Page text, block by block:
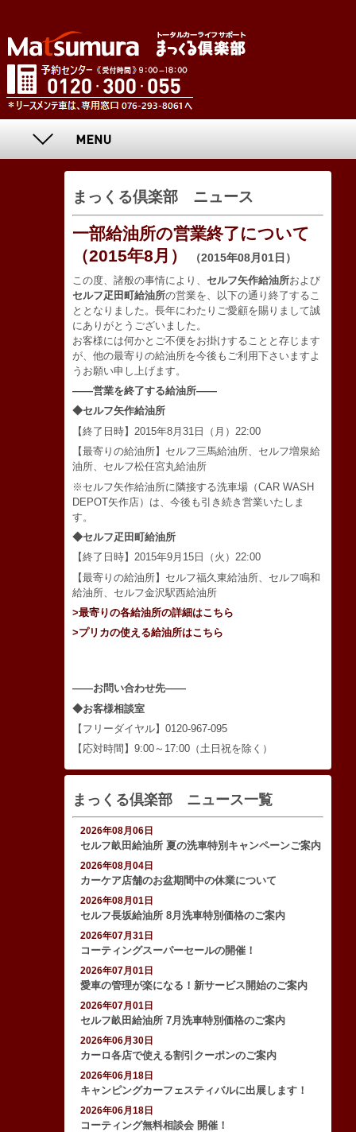
まっくる倶楽部 ニュース
一部給油所の営業終了について
（2015年8月）
（2015年08月01日）
この度、諸般の事情により、 セルフ矢作給油所および
セルフ疋田町給油所の営業を、以下の通り終了するこ
ととなりました。長年にわたりご愛顧を賜りまして誠
にありがとうございました。
お客様には何かとご不便をお掛けすることと存じます
が、他の最寄りの給油所を今後もご利用下さいますよ
うお願い申し上げます。
――営業を終了する給油所――
◆セルフ矢作給油所
【終了日時】2015年8月31日（月）22:00
【最寄りの給油所】セルフ三馬給油所、セルフ増泉給
油所、セルフ松任宮丸給油所
※セルフ矢作給油所に隣接する洗車場（CAR WASH
DEPOT矢作店）は、今後も引き続き営業いたしま
す。
◆セルフ疋田町給油所
【終了日時】2015年9月15日（火）22:00
【最寄りの給油所】セルフ福久東給油所、セルフ鳴和
給油所、セルフ金沢駅西給油所
>最寄りの各給油所の詳細はこちら
>プリカの使える給油所はこちら
――お問い合わせ先――
◆お客様相談室
【フリーダイヤル】0120-967-095
【応対時間】9:00～17:00（土日祝を除く）
まっくる倶楽部 ニュース一覧
2026年08月06日
セルフ畝田給油所 夏の洗車特別キャンペーンご案内
2026年08月04日
カーケア店舗のお盆期間中の休業について
2026年08月01日
セルフ長坂給油所 8月洗車特別価格のご案内
2026年07月31日
コーティングスーパーセールの開催！
2026年07月01日
愛車の管理が楽になる！新サービス開始のご案内
2026年07月01日
セルフ畝田給油所 7月洗車特別価格のご案内
2026年06月30日
カーロ各店で使える割引クーポンのご案内
2026年06月18日
キャンピングカーフェスティバルに出展します！
2026年06月18日
コーティング無料相談会 開催！